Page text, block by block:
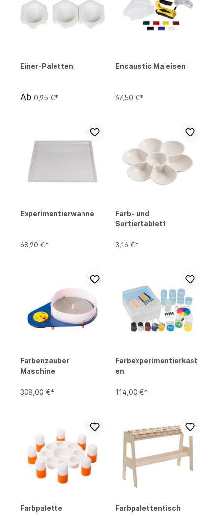
Einer-Paletten
Ab 0,95 €*
Encaustic Maleisen
67,50 €*
Experimentierwanne
68,90 €*
Farb- und
Sortiertablett
3,16 €*
Farbenzauber
Maschine
308,00 €*
Farbexperimentierkast
en
114,00 €*
Farbpalette Farbpalettentisch